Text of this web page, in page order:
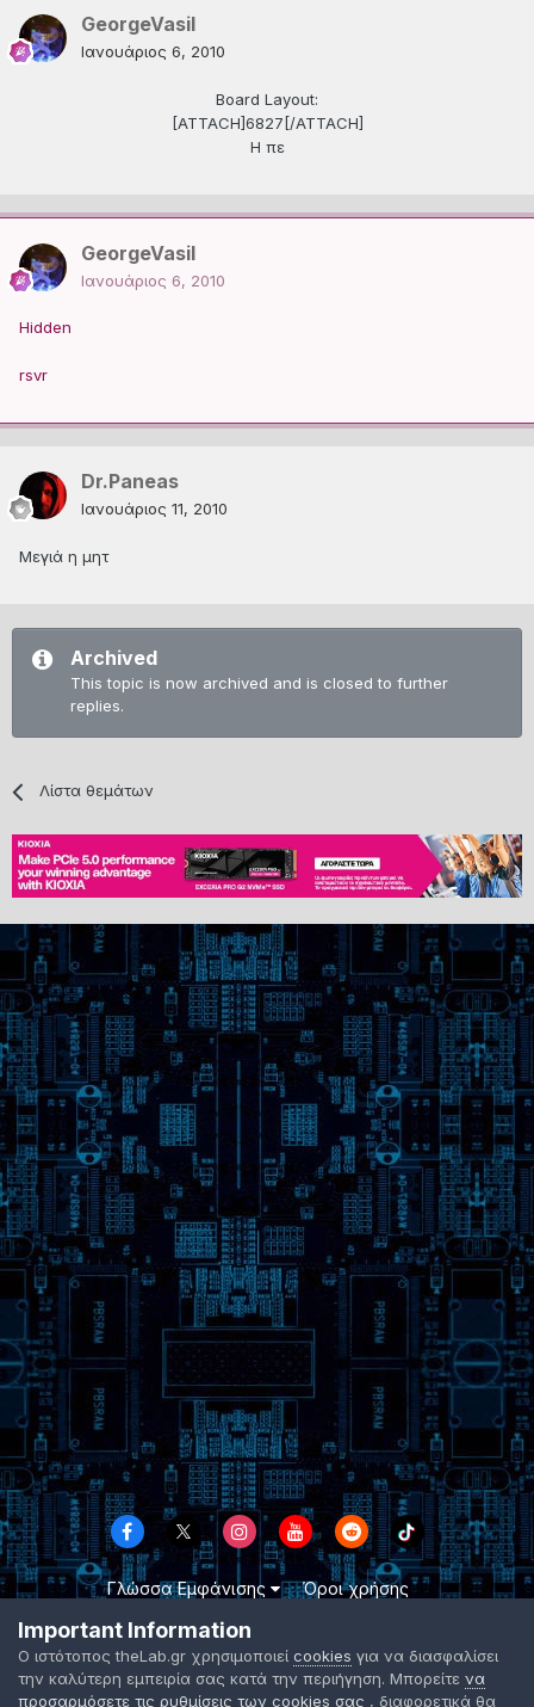
GeorgeVasil
Ιανουάριος 6, 2010
Board Layout:
[ATTACH]6827[/ATTACH]
Η πε
GeorgeVasil
Ιανουάριος 6, 2010
Hidden
rsvr
Dr.Paneas
Ιανουάριος 11, 2010
Μεγιά η μητ
Archived
This topic is now archived and is closed to further
replies.
Λίστα θεμάτων
Γλώσσα Εμφάνισης
Όροι χρήσης
TheLab.gr 2003 -
Powered by Invision Community
Important Information
Ο ιστότοπος theLab.gr χρησιμοποιεί cookies για να διασφαλίσει
την καλύτερη εμπειρία σας κατά την περιήγηση. Μπορείτε να
προσαρμόσετε τις ρυθμίσεις των cookies σας , διαφορετικά θα